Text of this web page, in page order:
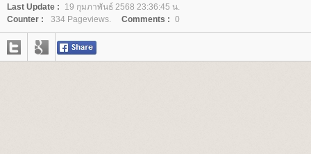
Last Update :
19 กุมภาพันธ์ 2568 23:36:45 น.
Counter :
334 Pageviews. Comments : 0